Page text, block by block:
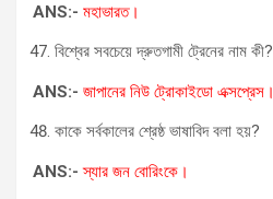
ANS:- মহাভারত।
বিশ্বের সবচেয়ে দ্রুতগামী ট্রেনের নাম কী?
ANS:- জাপানের নিউ ট্রোকাইডো এক্সপ্রেস।
কাকে সর্বকালের শ্রেষ্ঠ ভাষাবিদ বলা হয়?
ANS:- স্যার জন বোরিংকে।